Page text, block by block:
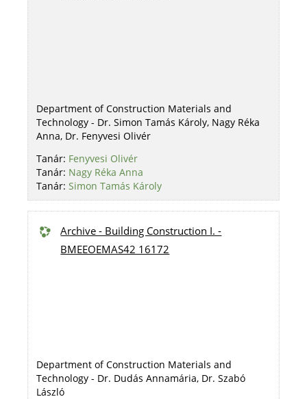
Department of Construction Materials and
Technology - Dr. Simon Tamás Károly, Nagy Réka
Anna, Dr. Fenyvesi Olivér
Tanár: Fenyvesi Olivér
Tanár: Nagy Réka Anna
Tanár:Simon Tamás Károly
Archive - Building Construction I. -
BMEEOEMAS42 16172
Department of Construction Materials and
Technology - Dr. Dudás Annamária, Dr. Szabó
László